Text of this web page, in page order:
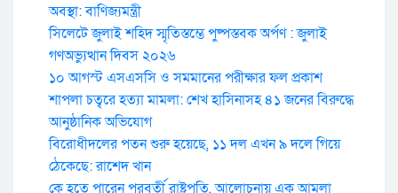
অবস্থা: বাণিজ্যমন্ত্রী
সিলেটে জুলাই শহিদ স্মৃতিস্তম্ভে পুষ্পস্তবক অর্পণ : জুলাই
গণঅভ্যুত্থান দিবস ২০২৬
১০ আগস্ট এসএসসি ও সমমানের পরীক্ষার ফল প্রকাশ
শাপলা চত্বরে হত্যা মামলা: শেখ হাসিনাসহ ৪১ জনের বিরুদ্ধে
আনুষ্ঠানিক অভিযোগ
বিরোধীদলের পতন শুরু হয়েছে, ১১ দল এখন ৯ দলে গিয়ে
ঠেকেছে: রাশেদ খান
কে হতে পারেন পরবর্তী রাষ্ট্রপতি, আলোচনায় এক আমলা